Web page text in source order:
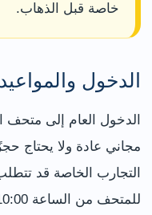
خاصة قبل الذهاب.
الدخول والمواعيد
الدخول العام إلى متحف
مجاني عادة ولا يحتاج
التجارب الخاصة قد